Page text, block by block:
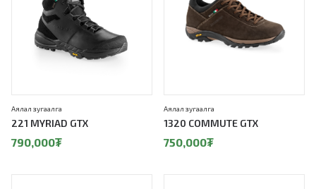
221 MYRIAD GTX
Аялал зугаалга
790,000₮
1320 COMMUTE GTX
Аялал зугаалга
750,000₮